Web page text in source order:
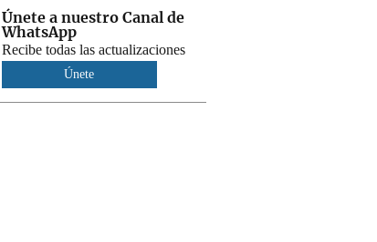
Únete a nuestro Canal de
WhatsApp
Recibe todas las actualizaciones
Únete